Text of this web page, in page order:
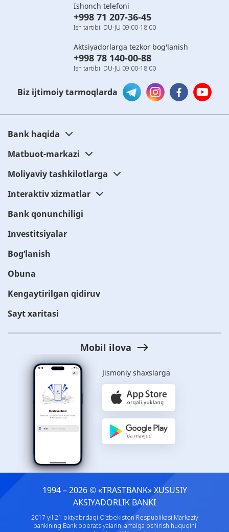
Ishonch telefoni
+998 71 207-36-45
Ish tartibi: DU-JU 09:00-18:00
Aktsiyadorlarga tezkor bog'lanish
+998 78 140-00-88
Ish tartibi: DU-JU 09:00-18:00
Biz ijtimoiy tarmoqlarda
Bank haqida
Matbuot-markazi
Moliyaviy tashkilotlarga
Interaktiv xizmatlar
Bank qonunchiligi
Investitsiyalar
Bog‘lanish
Obuna
Kengaytirilgan qidiruv
Sayt xaritasi
Mobil ilova
Jismoniy shaxslarga
1994 – 2026 © «TRASTBANK» ХUSUSIY
AKSIYADORLIK BANKI
2017 yil 21 oktyabrdagi O‘zbekiston Respublikasi Markaziy
bankining Bank operatsiyalarini amalga oshirish huquqini